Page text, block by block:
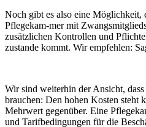
Noch gibt es also eine Möglichkeit,
Pflegekam-mer mit
zusätzlichen Kontrollen und
zustande kommt. Wir empfehlen:
Wir sind weiterhin der Ansicht,
brauchen: Den hohen Kosten steht
Mehrwert gegenüber. Eine
und Tarifbedingungen für die